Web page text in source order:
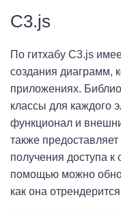
C3.js
По гитхабу C3.js
создания диаграмм,
приложениях.
классы для каждого
функционал и
также
получения доступа
помощью можно
как она